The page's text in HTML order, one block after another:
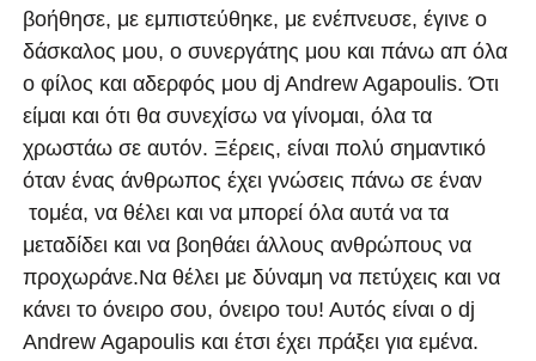
βοήθησε, με εμπιστεύθηκε, με ενέπνευσε, έγινε ο
δάσκαλος μου, ο συνεργάτης μου και πάνω απ όλα
ο φίλος και αδερφός μου dj Andrew Agapoulis. Ότι
είμαι και ότι θα συνεχίσω να γίνομαι, όλα τα
χρωστάω σε αυτόν. Ξέρεις, είναι πολύ σημαντικό
όταν ένας άνθρωπος έχει γνώσεις πάνω σε έναν
τομέα, να θέλει και να μπορεί όλα αυτά να τα
μεταδίδει και να βοηθάει άλλους ανθρώπους να
προχωράνε.Να θέλει με δύναμη να πετύχεις και να
κάνει το όνειρο σου, όνειρο του! Αυτός είναι ο dj
Andrew Agapoulis και έτσι έχει πράξει για εμένα.